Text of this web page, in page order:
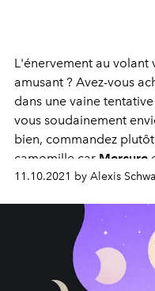
L'énervement au volant
amusant ? Avez-vous
dans une vaine
vous soudainement
bien, commandez
camomille car Mercure
11.10.2021 by Alexis